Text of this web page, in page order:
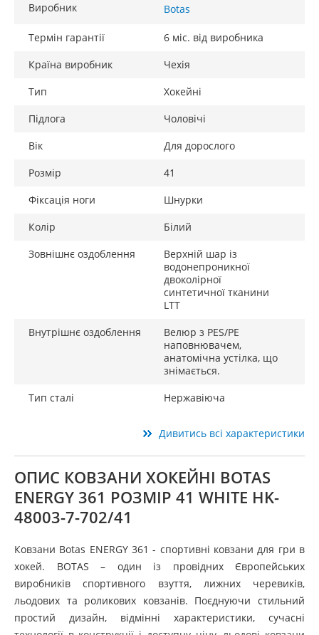
Виробник Botas
Термін гарантії
6 міс. від виробника
Країна виробник
Чехія
Тип
Хокейні
Підлога
Чоловічі
Вік
Для дорослого
Розмір
41
Фіксація ноги
Шнурки
Колір
Білий
Зовнішнє оздоблення
Верхній шар із
водонепроникної
двоколірної
синтетичної тканини
LTT
Внутрішнє оздоблення
Велюр з PES/PE
наповнювачем,
анатомічна устілка, що
знімається.
Тип сталі
Нержавіюча
Дивитись всі характеристики
ОПИС КОВЗАНИ ХОКЕЙНІ BOTAS
ENERGY 361 РОЗМІР 41 WHITE HK-
48003-7-702/41
Ковзани Botas ENERGY 361 - спортивні ковзани для гри в
хокей. BOTAS – один із провідних Європейських
виробників спортивного взуття, лижних черевиків,
льодових та роликових ковзанів. Поєднуючи стильний
простий дизайн, відмінні характеристики, сучасні